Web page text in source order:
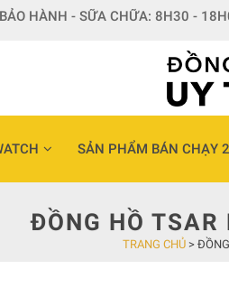
HÀNH - SỮA CHỮA: 8H30 -
SẢN PHẨM BÁN CHẠY
ĐỒNG HỒ
TRANG CHỦ>